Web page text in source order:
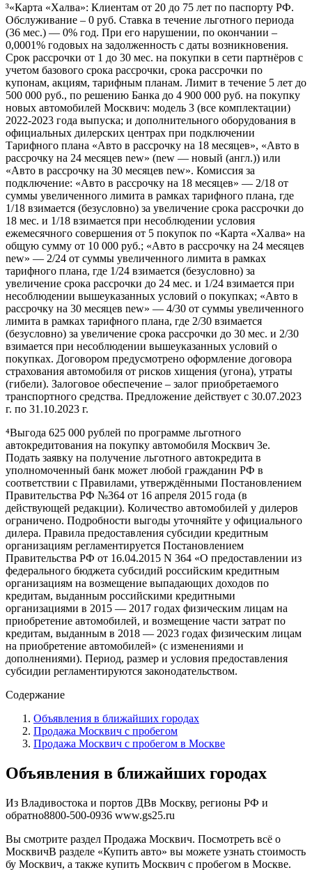
³«Карта «Халва»: Клиентам от 20 до 75 лет по паспорту РФ.
Обслуживание – 0 руб. Ставка в течение льготного периода
(36 мес.) — 0% год. При его нарушении, по окончании –
0,0001% годовых на задолженность с даты возникновения.
Срок рассрочки от 1 до 30 мес. на покупки в сети партнёров с
учетом базового срока рассрочки, срока рассрочки по
купонам, акциям, тарифным планам. Лимит в течение 5 лет до
500 000 руб., по решению Банка до 4 900 000 руб. на покупку
новых автомобилей Москвич: модель 3 (все комплектации)
2022-2023 года выпуска; и дополнительного оборудования в
официальных дилерских центрах при подключении
Тарифного плана «Авто в рассрочку на 18 месяцев», «Авто в
рассрочку на 24 месяцев new» (new — новый (англ.)) или
«Авто в рассрочку на 30 месяцев new». Комиссия за
подключение: «Авто в рассрочку на 18 месяцев» — 2/18 от
суммы увеличенного лимита в рамках тарифного плана, где
1/18 взимается (безусловно) за увеличение срока рассрочки до
18 мес. и 1/18 взимается при несоблюдении условия
ежемесячного совершения от 5 покупок по «Карта «Халва» на
общую сумму от 10 000 руб.; «Авто в рассрочку на 24 месяцев
new» — 2/24 от суммы увеличенного лимита в рамках
тарифного плана, где 1/24 взимается (безусловно) за
увеличение срока рассрочки до 24 мес. и 1/24 взимается при
несоблюдении вышеуказанных условий о покупках; «Авто в
рассрочку на 30 месяцев new» — 4/30 от суммы увеличенного
лимита в рамках тарифного плана, где 2/30 взимается
(безусловно) за увеличение срока рассрочки до 30 мес. и 2/30
взимается при несоблюдении вышеуказанных условий о
покупках. Договором предусмотрено оформление договора
страхования автомобиля от рисков хищения (угона), утраты
(гибели). Залоговое обеспечение – залог приобретаемого
транспортного средства. Предложение действует с 30.07.2023
г. по 31.10.2023 г.
⁴Выгода 625 000 рублей по программе льготного
автокредитования на покупку автомобиля Москвич 3е.
Подать заявку на получение льготного автокредита в
уполномоченный банк может любой гражданин РФ в
соответствии с Правилами, утверждёнными Постановлением
Правительства РФ №364 от 16 апреля 2015 года (в
действующей редакции). Количество автомобилей у дилеров
ограничено. Подробности выгоды уточняйте у официального
дилера. Правила предоставления субсидии кредитным
организациям регламентируется Постановлением
Правительства РФ от 16.04.2015 N 364 «О предоставлении из
федерального бюджета субсидий российским кредитным
организациям на возмещение выпадающих доходов по
кредитам, выданным российскими кредитными
организациями в 2015 — 2017 годах физическим лицам на
приобретение автомобилей, и возмещение части затрат по
кредитам, выданным в 2018 — 2023 годах физическим лицам
на приобретение автомобилей» (с изменениями и
дополнениями). Период, размер и условия предоставления
субсидии регламентируются законодательством.
Содержание
Объявления в ближайших городах
Продажа Москвич с пробегом
Продажа Москвич с пробегом в Москве
Объявления в ближайших городах
Из Владивостока и портов ДВв Москву, регионы РФ и
обратно8800-500-0936 www.gs25.ru
Вы смотрите раздел Продажа Москвич. Посмотреть всё о
МосквичВ разделе «Купить авто» вы можете узнать стоимость
бу Москвич, а также купить Москвич с пробегом в Москве.